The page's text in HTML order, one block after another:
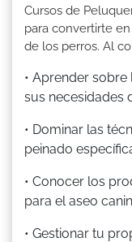
Cursos de
para convertirte
de los perros. Al
• Aprender
sus necesidades
• Dominar las
peinado
• Conocer los
para el aseo
• Gestionar tu